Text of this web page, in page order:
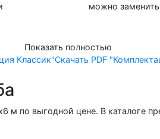
можно
Показать полностью
Классик"Скачать PDF
м по выгодной цене. В каталоге